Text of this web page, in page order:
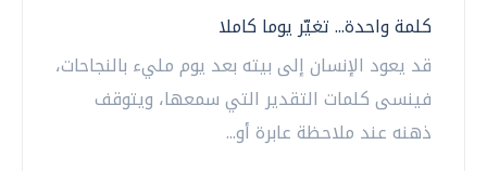
كلمة واحدة... تغيّر يوما كاملا
قد يعود الإنسان إلى بيته بعد يوم مليء بالنجاحات،
فينسى كلمات التقدير التي سمعها، ويتوقف
ذهنه عند ملاحظة عابرة أو...